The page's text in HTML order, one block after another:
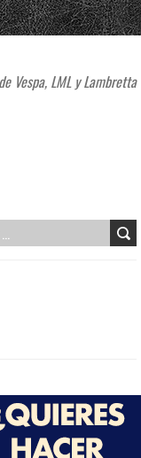
Vespa, LML y Lambretta